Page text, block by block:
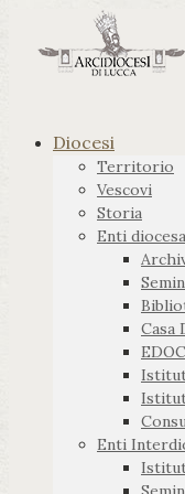
Diocesi
Territorio
Vescovi
Storia
Enti
Casa
Enti